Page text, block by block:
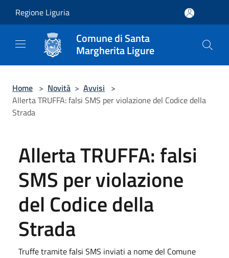
Regione Liguria
Comune di Santa
Margherita Ligure
Home > Novità > Avvisi >
Allerta TRUFFA: falsi SMS per violazione del Codice della
Strada
Allerta TRUFFA: falsi
SMS per violazione
del Codice della
Strada
Truffe tramite falsi SMS inviati a nome del Comune